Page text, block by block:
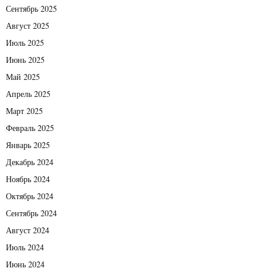
Сентябрь 2025
Август 2025
Июль 2025
Июнь 2025
Май 2025
Апрель 2025
Март 2025
Февраль 2025
Январь 2025
Декабрь 2024
Ноябрь 2024
Октябрь 2024
Сентябрь 2024
Август 2024
Июль 2024
Июнь 2024